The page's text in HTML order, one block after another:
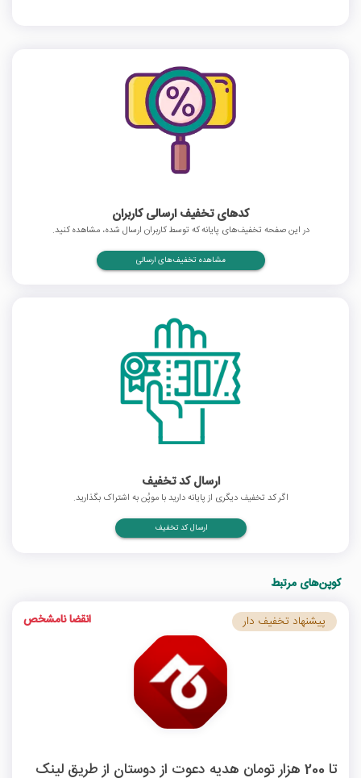
کدهای تخفیف ارسالی کاربران
در این صفحه تخفیف‌های پایانه که توسط کاربران ارسال شده، مشاهده کنید.
مشاهده تخفیف‌های ارسالی
ارسال کد تخفیف
اگر کد تخفیف دیگری از پایانه دارید با موپُن به اشتراک بگذارید.
ارسال کد تخفیف
کوپن‌های مرتبط
تا 200 هزار تومان هدیه دعوت از دوستان از طریق لینک
پیشنهاد تخفیف دار انقضا نامشخص